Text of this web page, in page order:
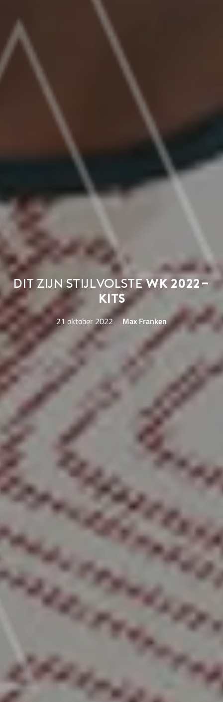
Dit zijn stijlvolsteWK 2022-
kits
21 oktober 2022 Max Franken